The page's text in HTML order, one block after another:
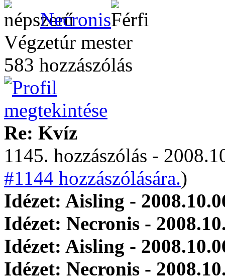
Necronis
Végzetúr mester
583 hozzászólás
Re: Kvíz
1145. hozzászólás -
#1144 hozzászólására.)
Idézet: Aisling -
Idézet: Necronis -
Idézet: Aisling -
Idézet: Necronis -